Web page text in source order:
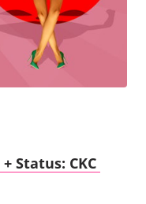
+ Status: